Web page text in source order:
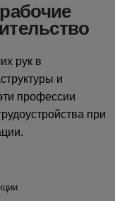
рук в
и
профессии
при